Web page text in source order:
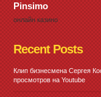
Pinsimo
онлайн казино
Recent Posts
Клип бизнесмена Сергея
просмотров на Youtube